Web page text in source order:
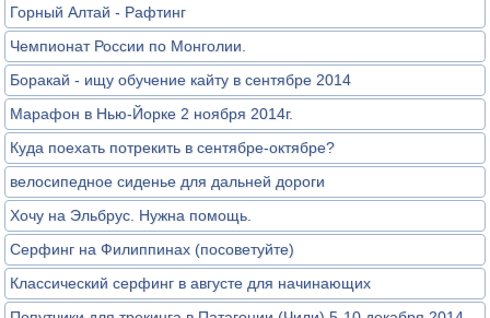
Горный Алтай - Рафтинг
Чемпионат России по Монголии.
Боракай - ищу обучение кайту в сентябре 2014
Марафон в Нью-Йорке 2 ноября 2014г.
Куда поехать потрекить в сентябре-октябре?
велосипедное сиденье для дальней дороги
Хочу на Эльбрус. Нужна помощь.
Серфинг на Филиппинах (посоветуйте)
Классический серфинг в августе для начинающих